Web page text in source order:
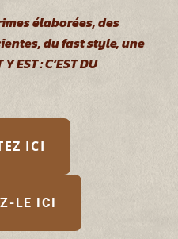
élaborées, des
du fast style, une
Y EST : C’EST DU
LE ICI
ICI